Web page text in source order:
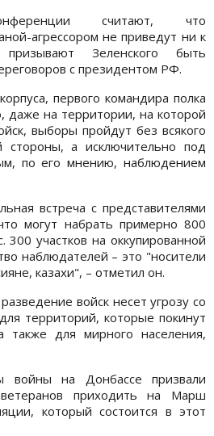
считают, что
агрессором не приведут ни к
Зеленского быть
с президентом РФ.
первого командира полка
даже на территории, на которой
выборы пройдут без всякого
стороны, а исключительно под
по его мнению, наблюдением
встреча с представителями
могут набрать примерно 800
участков на оккупированной
наблюдателей – это "носители
казахи", – отметил он.
войск несет угрозу со
территорий, которые покинут
также для мирного населения,
войны на Донбассе призвали
приходить на Марш
который состоится в этот